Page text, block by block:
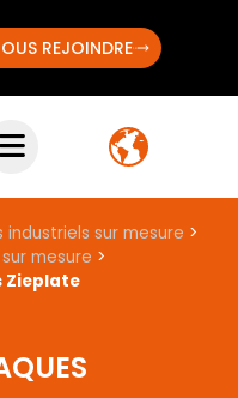
REJOINDRE
sur mesure >
mesure >
Zieplate